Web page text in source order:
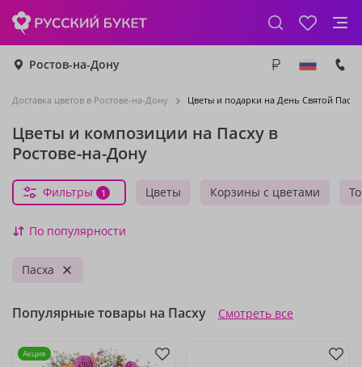
Ростов-на-Дону
Доставка цветов в Ростове-на-Дону Цветы и подарки на День Святой Пасхи
Цветы и композиции на Пасху в
Ростове-на-Дону
Цветы Корзины с цветами
Фильтры 1
По популярности
Пасха
Популярные товары на Пасху Смотреть все
Акция